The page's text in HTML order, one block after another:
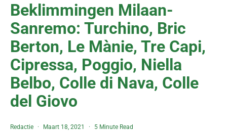
Beklimmingen Milaan-
Sanremo: Turchino, Bric
Berton, Le Mànie, Tre Capi,
Cipressa, Poggio, Niella
Belbo, Colle di Nava, Colle
del Giovo
Redactie Maart 18, 2021 5 Minute Read